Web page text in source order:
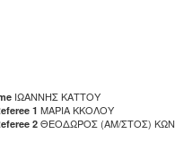
ΙΩΑΝΝΗΣ ΚΑΤΤΟΥ
1 ΜΑΡΙΑ ΚΚΟΛΟΥ
2 ΘΕΟΔΩΡΟΣ (ΑΜ/ΣΤΟΣ)